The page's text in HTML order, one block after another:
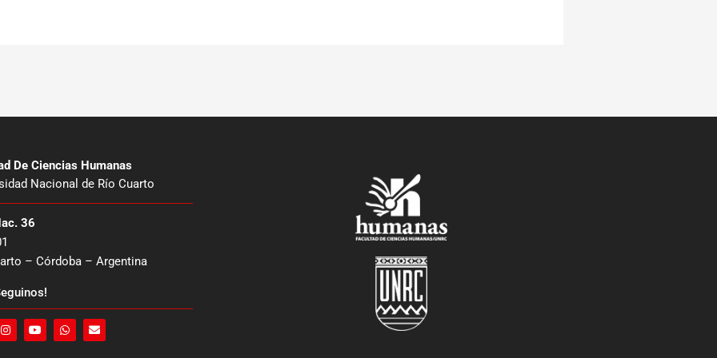
De Ciencias Humanas
Nacional de Río Cuarto
36
– Córdoba – Argentina
I
n
Y
o
W
h
E
n